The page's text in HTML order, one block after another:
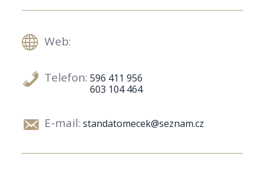
Web:
Telefon: 596 411 956
603 104 464
E-mail: standatomecek@seznam.cz